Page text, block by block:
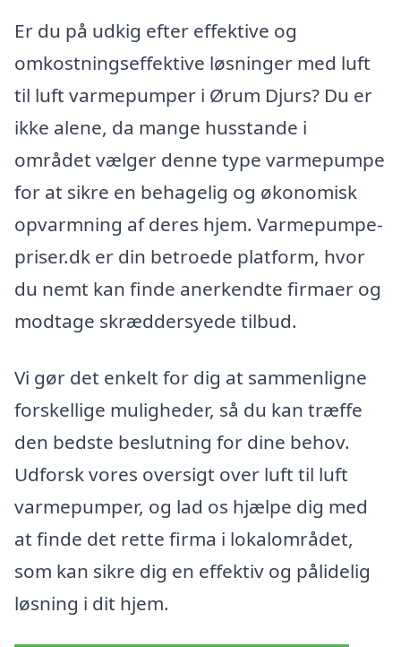
Er du på udkig efter effektive og
omkostningseffektive løsninger med luft
til luft varmepumper i Ørum Djurs? Du er
ikke alene, da mange husstande i
området vælger denne type varmepumpe
for at sikre en behagelig og økonomisk
opvarmning af deres hjem. Varmepumpe-
priser.dk er din betroede platform, hvor
du nemt kan finde anerkendte firmaer og
modtage skræddersyede tilbud.
Vi gør det enkelt for dig at sammenligne
forskellige muligheder, så du kan træffe
den bedste beslutning for dine behov.
Udforsk vores oversigt over luft til luft
varmepumper, og lad os hjælpe dig med
at finde det rette firma i lokalområdet,
som kan sikre dig en effektiv og pålidelig
løsning i dit hjem.